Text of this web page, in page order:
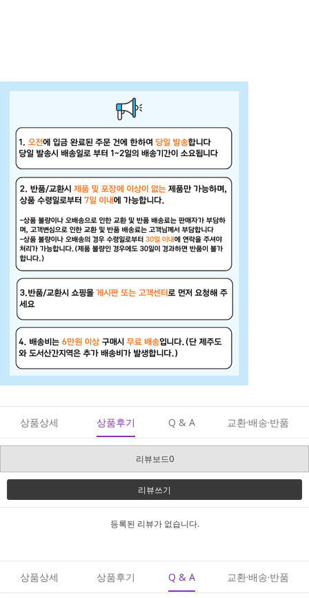
상품상세 상품후기 Q & A 교환·배송·반품
리뷰보드0
리뷰쓰기
등록된 리뷰가 없습니다.
상품상세 상품후기 Q & A 교환·배송·반품